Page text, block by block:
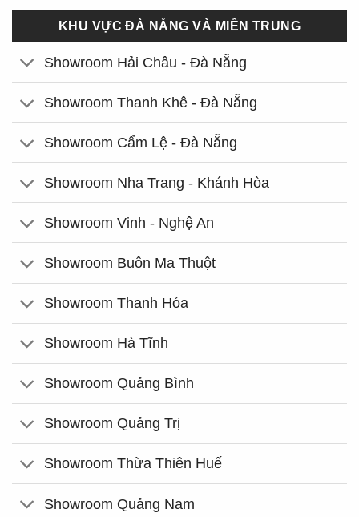
KHU VỰC ĐÀ NẴNG VÀ MIỀN TRUNG
Showroom Hải Châu - Đà Nẵng
Showroom Thanh Khê - Đà Nẵng
Showroom Cẩm Lệ - Đà Nẵng
Showroom Nha Trang - Khánh Hòa
Showroom Vinh - Nghệ An
Showroom Buôn Ma Thuột
Showroom Thanh Hóa
Showroom Hà Tĩnh
Showroom Quảng Bình
Showroom Quảng Trị
Showroom Thừa Thiên Huế
Showroom Quảng Nam